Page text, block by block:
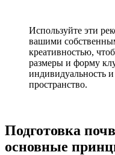
Используйте эти
вашими
креативностью,
размеры и форму
индивидуальность
пространство.
Подготовка
основные